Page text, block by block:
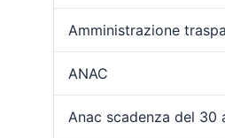
Amministrazione
ANAC
Anac scadenza del 30